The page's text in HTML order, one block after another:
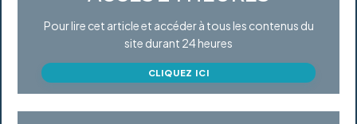
Pour lire cet article et accéder à tous les contenus du
site durant 24 heures
CLIQUEZ ICI